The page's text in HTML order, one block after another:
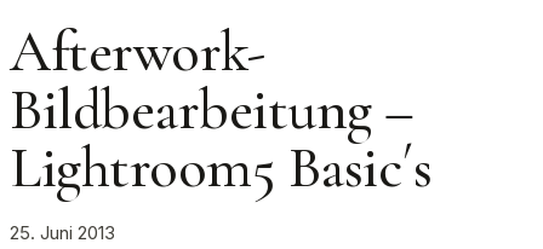
Afterwork-
Bildbearbeitung –
Lightroom5 Basic´s
25. Juni 2013